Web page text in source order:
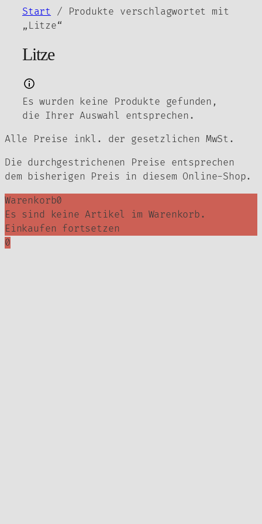
Inhalt
Start / Produkte verschlagwortet mit
„Litze“
Litze
Es wurden keine Produkte gefunden,
die Ihrer Auswahl entsprechen.
Alle Preise inkl. der gesetzlichen MwSt.
Die durchgestrichenen Preise entsprechen
dem bisherigen Preis in diesem Online-Shop.
Warenkorb0
Es sind keine Artikel im Warenkorb.
Einkaufen fortsetzen
0